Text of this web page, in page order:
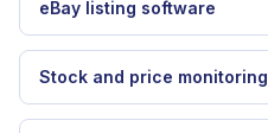
eBay listing software
Stock and price monitoring